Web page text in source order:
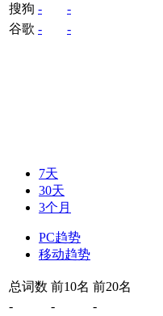
搜狗 -
-
谷歌 - -
7天
30天
3个月
PC趋势
移动趋势
总词数 前10名 前20名
-
-
-